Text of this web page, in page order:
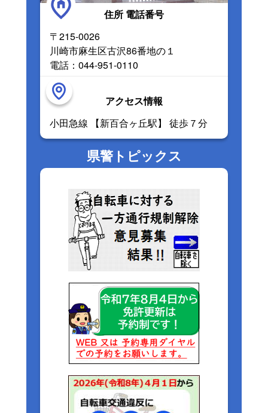
住所 電話番号
〒215-0026
川崎市麻生区古沢86番地の１
電話：044-951-0110
アクセス情報
小田急線 【新百合ヶ丘駅】 徒歩７分
県警トピックス